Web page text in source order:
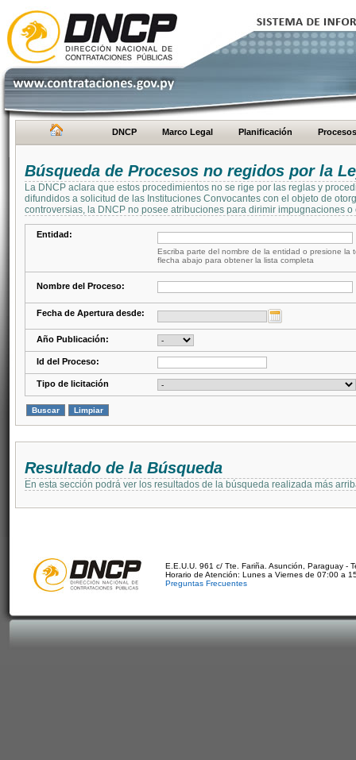
DNCP Marco Legal Planificación Procesos
Búsqueda de Procesos no regidos por la
La DNCP aclara que estos procedimientos no se rige por las reglas y
difundidos a solicitud de las Instituciones Convocantes con el objeto de
controversias, la DNCP no posee atribuciones para dirimir impugnaciones
Entidad:
Escriba parte del nombre de la entidad o presione la
flecha abajo para obtener la lista completa
Nombre del Proceso:
Fecha de Apertura desde:
Año Publicación:
Id del Proceso:
Tipo de licitación
Resultado de la Búsqueda
En esta sección podrá ver los resultados de la búsqueda realizada más
E.E.U.U. 961 c/ Tte. Fariña. Asunción, Paraguay -
Horario de Atención: Lunes a Viernes de 07:00 a
Preguntas Frecuentes